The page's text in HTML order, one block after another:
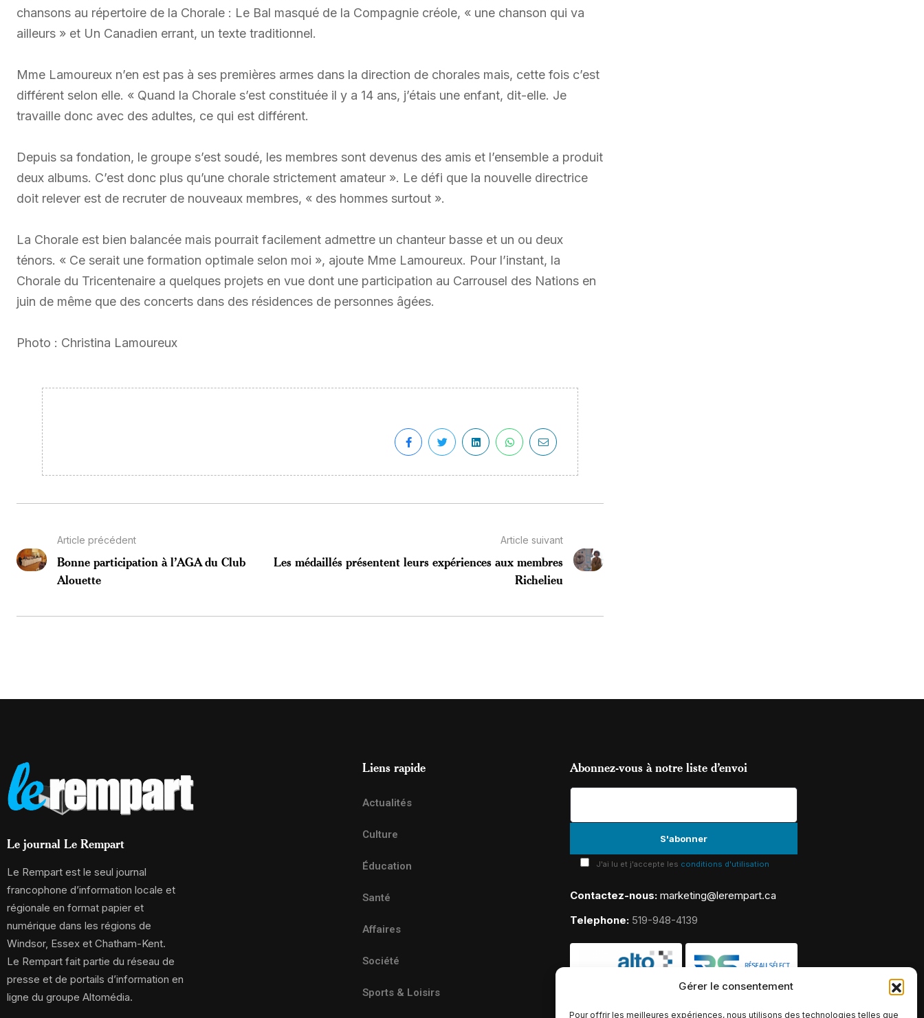
Gérer le consentement
Pour offrir les meilleures expériences, nous utilisons des technologies telles que
chansons au répertoire de la Chorale : Le Bal masqué de la Compagnie créole, « une chanson qui va
ailleurs » et Un Canadien errant, un texte traditionnel.
Mme Lamoureux n’en est pas à ses premières armes dans la direction de chorales mais, cette fois c’est
différent selon elle. « Quand la Chorale s’est constituée il y a 14 ans, j’étais une enfant, dit-elle. Je
travaille donc avec des adultes, ce qui est différent.
Depuis sa fondation, le groupe s’est soudé, les membres sont devenus des amis et l’ensemble a produit
deux albums. C’est donc plus qu’une chorale strictement amateur ». Le défi que la nouvelle directrice
doit relever est de recruter de nouveaux membres, « des hommes surtout ».
La Chorale est bien balancée mais pourrait facilement admettre un chanteur basse et un ou deux
ténors. « Ce serait une formation optimale selon moi », ajoute Mme Lamoureux. Pour l’instant, la
Chorale du Tricentenaire a quelques projets en vue dont une participation au Carrousel des Nations en
juin de même que des concerts dans des résidences de personnes âgées.
Photo : Christina Lamoureux
Article précédent
Bonne participation à l’AGA du Club
Alouette
Article suivant
Les médaillés présentent leurs expériences aux membres
Richelieu
Le journal Le Rempart
Le Rempart est le seul journal
francophone d’information locale et
régionale en format papier et
numérique dans les régions de
Windsor, Essex et Chatham-Kent.
Le Rempart fait partie du réseau de
presse et de portails d’information en
ligne du groupe Altomédia.
Liens rapide
Actualités
Culture
Éducation
Santé
Affaires
Société
Sports & Loisirs
Abonnez-vous à notre liste d’envoi
J'ai lu et j'accepte les conditions d'utilisation
Contactez-nous: marketing@lerempart.ca
Telephone: 519-948-4139